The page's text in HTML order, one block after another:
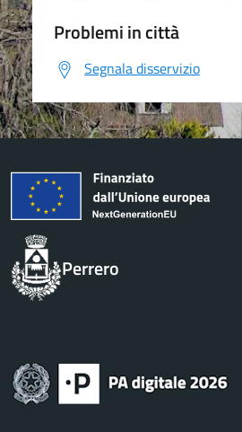
Problemi in città
Segnala disservizio
Perrero